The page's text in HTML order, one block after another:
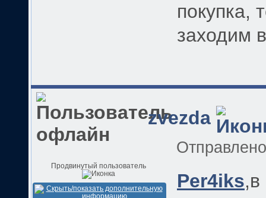
покупка,
заходим
zvezda
Продвинутый пользователь
Per4iks